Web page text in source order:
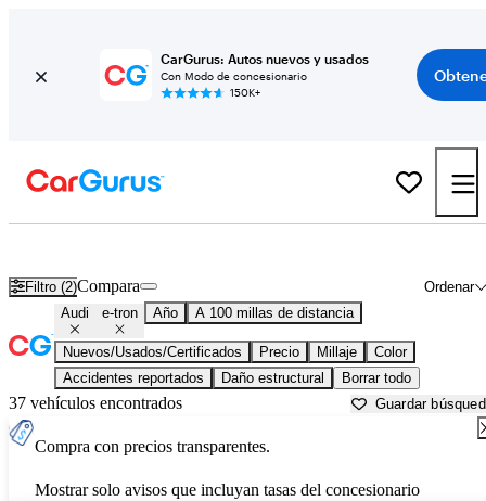
CarGurus: Autos nuevos y usados
Con Modo de concesionario
150K+
Filtro (2) Ordenar
Compara
Audi e-tron Año A 100 millas de distancia
Nuevos/Usados/Certificados Precio Millaje
Color
Accidentes reportados
Daño estructural Borrar todo
37 vehículos encontrados Guardar
Compra con precios transparentes.
Mostrar solo avisos que incluyan tasas del concesionario